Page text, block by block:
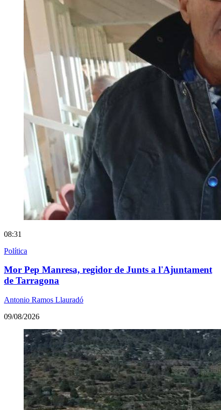
08:31
Política
Mor Pep Manresa, regidor de Junts a l'Ajuntament
de Tarragona
Antonio Ramos Llauradó
09/08/2026